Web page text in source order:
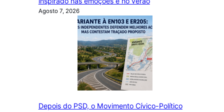
Agosto 7, 2026
Depois do PSD, o Movimento Cívico-Político